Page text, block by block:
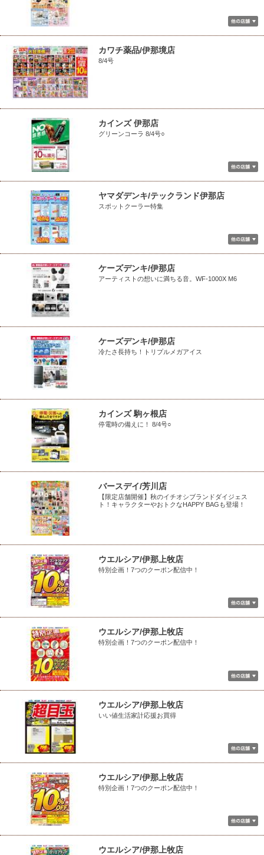
カワチ薬品/伊那境店
8/4号
カインズ 伊那店
グリーンコーラ 8/4号○
ヤマダデンキ/テックランド伊那店
スポットクーラー特集
ケーズデンキ/伊那店
アーティストの想いに満ちる音。WF-1000X M6
ケーズデンキ/伊那店
冷たさ長持ち！トリプルメガアイス
カインズ 駒ヶ根店
停電時の備えに！ 8/4号○
バースデイ/芳川店
【限定店舗開催】秋のイチオシブランドダイジェス
ト！キャラクターやおトクなHAPPY BAGも登場！
ウエルシア/伊那上牧店
特別企画！7つのクーポン配信中！
ウエルシア/伊那上牧店
特別企画！7つのクーポン配信中！
ウエルシア/伊那上牧店
いい値生活家計応援お買得
ウエルシア/伊那上牧店
特別企画！7つのクーポン配信中！
ウエルシア/伊那上牧店